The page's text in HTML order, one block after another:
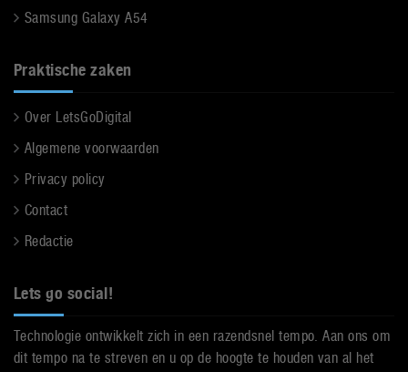
Samsung Galaxy A54
Praktische zaken
Over LetsGoDigital
Algemene voorwaarden
Privacy policy
Contact
Redactie
Lets go social!
Technologie ontwikkelt zich in een razendsnel tempo. Aan ons om
dit tempo na te streven en u op de hoogte te houden van al het